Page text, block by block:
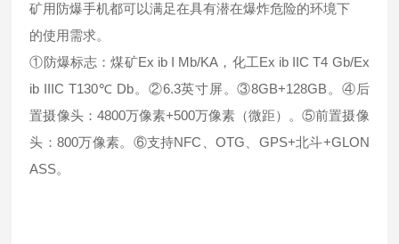
矿用防爆手机都可以满足在具有潜在爆炸危险的环境下
的使用需求。
①防爆标志：煤矿Ex ib I Mb/KA，化工Ex ib IIC T4 Gb/Ex
ib IIIC T130℃ Db。②6.3英寸屏。③8GB+128GB。④后
置摄像头：4800万像素+500万像素（微距）。⑤前置摄像
头：800万像素。⑥支持NFC、OTG、GPS+北斗+GLON
ASS。